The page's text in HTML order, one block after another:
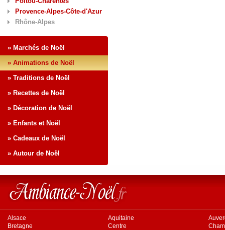
Provence-Alpes-Côte-d'Azur
Rhône-Alpes
» Marchés de Noël
» Animations de Noël
» Traditions de Noël
» Recettes de Noël
» Décoration de Noël
» Enfants et Noël
» Cadeaux de Noël
» Autour de Noël
Alsace Aquitaine
Bretagne
Centre